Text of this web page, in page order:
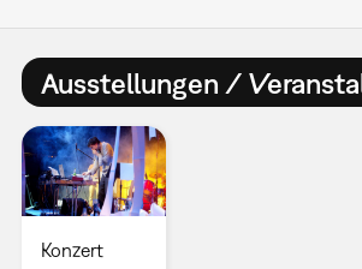
Ausstellungen /
Konzert